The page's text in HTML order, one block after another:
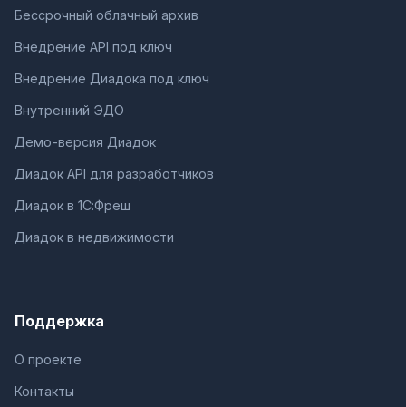
Бессрочный облачный архив
Внедрение API под ключ
Внедрение Диадока под ключ
Внутренний ЭДО
Демо-версия Диадок
Диадок API для разработчиков
Диадок в 1С:Фреш
Диадок в недвижимости
Поддержка
О проекте
Контакты